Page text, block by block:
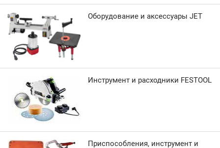
Оборудование и аксессуары JET
Инструмент и расходники FESTOOL
Приспособления, инструмент и